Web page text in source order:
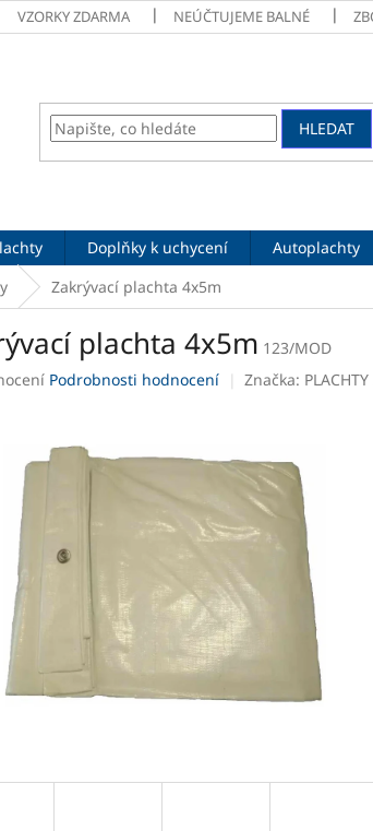
VZORKY ZDARMA NEÚČTUJEME BALNÉ
HLEDAT
Doplňky k uchycení Autoplachty
Zakrývací plachta 4x5m
plachta 4x5m 123/MOD
Podrobnosti hodnocení Značka: